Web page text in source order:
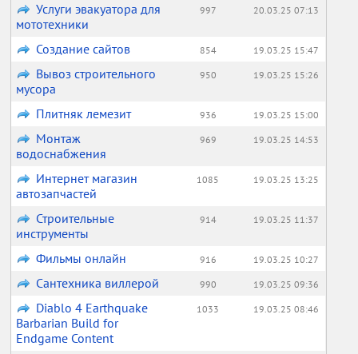
Услуги эвакуатора для
мототехники
997 20.03.25 07:13
Создание сайтов 854 19.03.25 15:47
Вывоз строительного
мусора
950 19.03.25 15:26
Плитняк лемезит 936 19.03.25 15:00
Монтаж
водоснабжения
969 19.03.25 14:53
Интернет магазин
автозапчастей
1085 19.03.25 13:25
Строительные
инструменты
914 19.03.25 11:37
Фильмы онлайн 916 19.03.25 10:27
Сантехника виллерой 990 19.03.25 09:36
Diablo 4 Earthquake
Barbarian Build for
Endgame Content
1033 19.03.25 08:46